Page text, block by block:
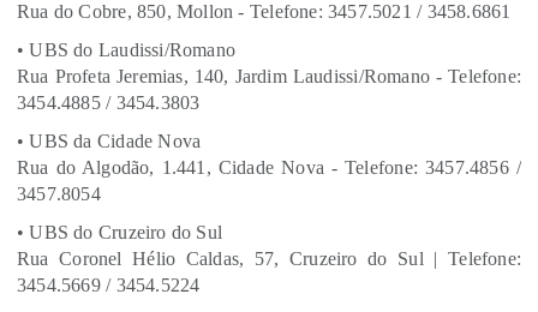
Rua do Cobre, 850, Mollon - Telefone: 3457.5021 / 3458.6861
• UBS do Laudissi/Romano
Rua Profeta Jeremias, 140, Jardim Laudissi/Romano - Telefone:
3454.4885 / 3454.3803
• UBS da Cidade Nova
Rua do Algodão, 1.441, Cidade Nova - Telefone: 3457.4856 /
3457.8054
• UBS do Cruzeiro do Sul
Rua Coronel Hélio Caldas, 57, Cruzeiro do Sul | Telefone:
3454.5669 / 3454.5224